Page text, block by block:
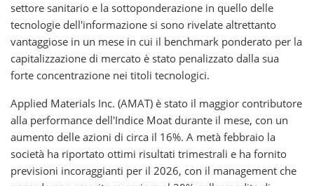
settore sanitario e la sottoponderazione in quello delle
tecnologie dell'informazione si sono rivelate altrettanto
vantaggiose in un mese in cui il benchmark ponderato per la
capitalizzazione di mercato è stato penalizzato dalla sua
forte concentrazione nei titoli tecnologici.
Applied Materials Inc. (AMAT) è stato il maggior contributore
alla performance dell'Indice Moat durante il mese, con un
aumento delle azioni di circa il 16%. A metà febbraio la
società ha riportato ottimi risultati trimestrali e ha fornito
previsioni incoraggianti per il 2026, con il management che